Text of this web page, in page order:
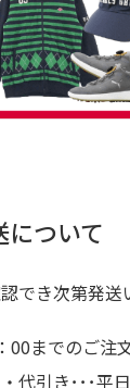
について
でき次第発送
00までのご注
代引き･･･平